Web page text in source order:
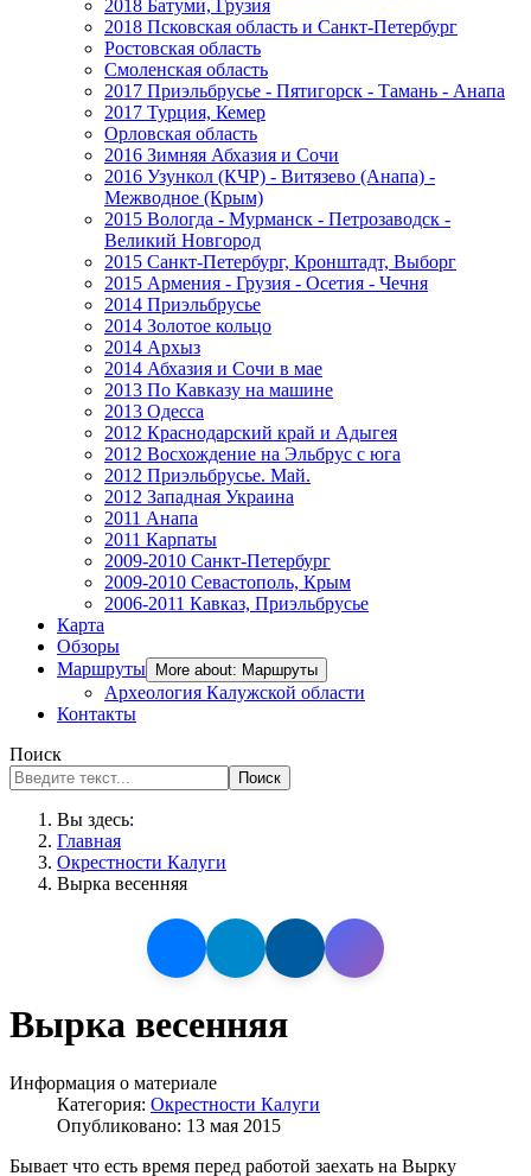
2018 Батуми, Грузия
2018 Псковская область и Санкт-Петербург
Ростовская область
Смоленская область
2017 Приэльбрусье - Пятигорск - Тамань - Анапа
2017 Турция, Кемер
Орловская область
2016 Зимняя Абхазия и Сочи
2016 Узункол (КЧР) - Витязево (Анапа) -
Межводное (Крым)
2015 Вологда - Мурманск - Петрозаводск -
Великий Новгород
2015 Санкт-Петербург, Кронштадт, Выборг
2015 Армения - Грузия - Осетия - Чечня
2014 Приэльбрусье
2014 Золотое кольцо
2014 Архыз
2014 Абхазия и Сочи в мае
2013 По Кавказу на машине
2013 Одесса
2012 Краснодарский край и Адыгея
2012 Восхождение на Эльбрус с юга
2012 Приэльбрусье. Май.
2012 Западная Украина
2011 Анапа
2011 Карпаты
2009-2010 Санкт-Петербург
2009-2010 Севастополь, Крым
2006-2011 Кавказ, Приэльбрусье
Карта
Обзоры
Маршруты
More about: Маршруты
Археология Калужской области
Контакты
Поиск
Поиск
Вы здесь:
Главная
Окрестности Калуги
Вырка весенняя
Вырка весенняя
Информация о материале
Категория: Окрестности Калуги
Опубликовано: 13 мая 2015
Бывает что есть время перед работой заехать на Вырку